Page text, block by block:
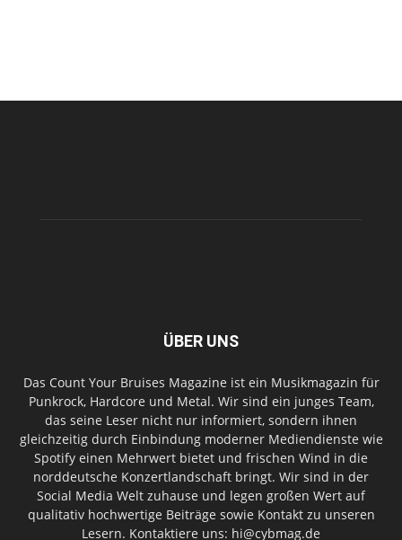
ÜBER UNS
Das Count Your Bruises Magazine ist ein Musikmagazin für
Punkrock, Hardcore und Metal. Wir sind ein junges Team,
das seine Leser nicht nur informiert, sondern ihnen
gleichzeitig durch Einbindung moderner Mediendienste wie
Spotify einen Mehrwert bietet und frischen Wind in die
norddeutsche Konzertlandschaft bringt. Wir sind in der
Social Media Welt zuhause und legen großen Wert auf
qualitativ hochwertige Beiträge sowie Kontakt zu unseren
Lesern. Kontaktiere uns: hi@cybmag.de